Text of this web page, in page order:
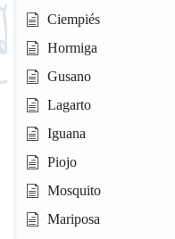
Ciempiés
Hormiga
Gusano
Lagarto
Iguana
Piojo
Mosquito
Mariposa